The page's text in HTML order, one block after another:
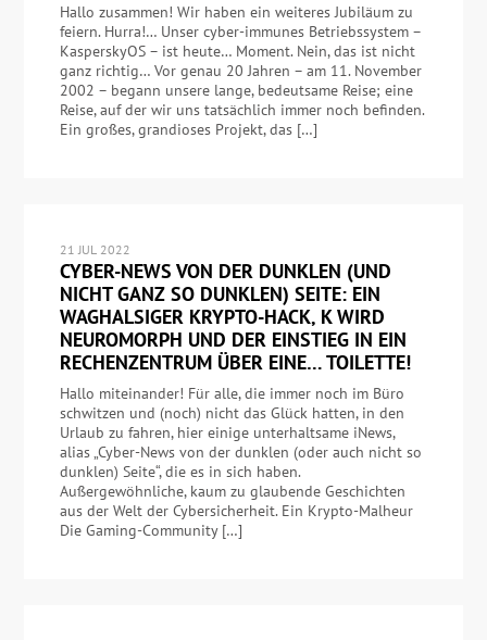
Hallo zusammen! Wir haben ein weiteres Jubiläum zu
feiern. Hurra!… Unser cyber-immunes Betriebssystem –
KasperskyOS – ist heute… Moment. Nein, das ist nicht
ganz richtig… Vor genau 20 Jahren – am 11. November
2002 – begann unsere lange, bedeutsame Reise; eine
Reise, auf der wir uns tatsächlich immer noch befinden.
Ein großes, grandioses Projekt, das […]
21 JUL 2022
CYBER-NEWS VON DER DUNKLEN (UND
NICHT GANZ SO DUNKLEN) SEITE: EIN
WAGHALSIGER KRYPTO-HACK, K WIRD
NEUROMORPH UND DER EINSTIEG IN EIN
RECHENZENTRUM ÜBER EINE… TOILETTE!
Hallo miteinander! Für alle, die immer noch im Büro
schwitzen und (noch) nicht das Glück hatten, in den
Urlaub zu fahren, hier einige unterhaltsame iNews,
alias „Cyber-News von der dunklen (oder auch nicht so
dunklen) Seite“, die es in sich haben.
Außergewöhnliche, kaum zu glaubende Geschichten
aus der Welt der Cybersicherheit. Ein Krypto-Malheur
Die Gaming-Community […]